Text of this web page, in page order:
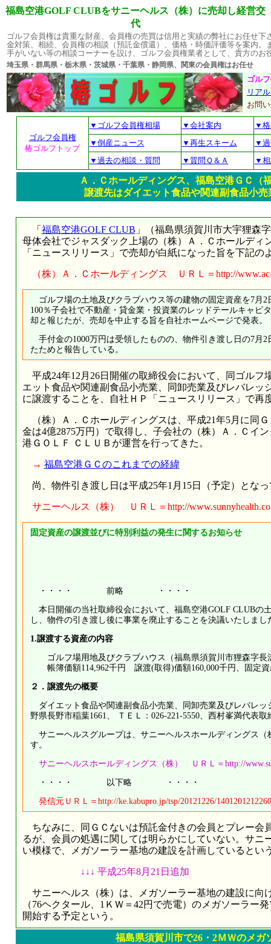
福島空港GOLF CLUBをサニーヘルス（株）に売却し経営交
代
ゴルフ会員権は貴重な財産、会員権の売買は信用と実績の弊社にお任せ
金対策、相続、会員権の相談（預託金償還）、価格・時価評価等を案内
手がいない等の相談コーナーを設け、ゴルフ会員権業者として、貴方のお
埼玉県・群馬県・栃木県・茨城県・千葉県・静岡県、関東の会員権
ゴル
リア
お問
ゴルフ会員権
椿ゴルフトップ
▼ゴルフ会員権相場 ▼会社案内
▼格
▼倒産ニュース
▼再生スキーム
▼過
▼過去の相談・質問
▼質問Ｑ＆Ａ ▼相
Ａ．Ｃホールディングス、福島空港ＧＣ（
譲渡先はダイエット食品や関連副食品小
「 福島空港GOLF CLUB 」（福島県須賀川市大宇狸森
母体会社でジャスダック上場の（株）Ａ．Ｃホールディ
「ニュースリリース」で売却が白紙になった旨を下記の
（株）Ａ．Ｃホールディングス ＵＲＬ＝http://www.ac-
ゴルフ場の土地及びクラブハウス等の建物の固定資産を7月
100％子会社で不動産・貸金業・投資業のレッドテールキャピ
却と報じたが、売却を中止する旨を自社ホームページで発表。
手付金の1000万円は受領したものの、物件引き渡し日の7月
たためと報告している。
平成24年12月26日開催の取締役会において、同ゴルフ
エット食品や関連副食品小売業、同卸売業及びレバレッ
に譲渡することを、自社ＨＰ「ニュースリリース」で再
（株）Ａ．Ｃホールディングスは、平成21年5月に同
金は4億2875万円）で取得し、子会社の（株）Ａ．Ｃイ
港ＧＯＬＦ ＣＬＵＢが運営を行ってきた。
→ 福島空港ＧＣのこれまでの経緯
尚、物件引き渡し日は平成25年1月15日（予定）とな
サニーヘルス（株） ＵＲＬ＝http://
固定資産の譲渡並びに特別利益の発生に関するお知らせ
・・・・ 前略 ・・・・
本日開催の当社取締役会において、福島空港GOLF CLUBの
し、物件の引き渡し後に事業を廃止することを決議いたしまし
1.譲渡する資産の内容
ゴルフ場用地及びクラブハウス（福島県須賀川市狸森字長
帳簿価額114,962千円 譲渡(取得)価額160,000千円、固定
２．譲渡先の概要
ダイエット食品や関連副食品小売業、同卸売業及びレバレッ
野県長野市稲葉1661、 ＴＥＬ：026-221-5550、西村峯満代表
サニーヘルスグループは、サニーヘルスホールディングス（
す。
サニーヘルスホールディングス（株） ＵＲＬ＝http://
・・・・ 以下略 ・・・・
発信元ＵＲＬ＝http://ke.kabupro.jp/tsp/20121226/
ちなみに、同ＧＣないは預託金付きの会員とプレー会
るが、会員の処遇に関しては明らかにしていない。サニ
い模様で、メガソーラー基地の建設を計画しているとい
↓↓↓ 平成25年8月21日追加
サニーヘルス（株）は、メガソーラー基地の建設に向
（76ヘクタール、1ＫＷ＝42円で売電）のメガソーラー
開始する予定という。
福島県須賀川市で26・2ＭＷのメガ